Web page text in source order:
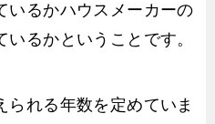
いるかハウスメーカーの
るかということです。
られる年数を定めていま